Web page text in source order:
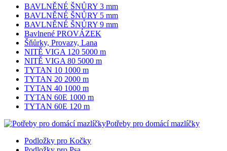
BAVLNĚNÉ ŠNŮRY 3 mm
BAVLNĚNÉ ŠNŮRY 5 mm
BAVLNĚNÉ ŠNŮRY 9 mm
Bavlnené PROVÁZEK
Šňůrky, Provazy, Lana
NITĚ VIGA 120 5000 m
NITĚ VIGA 80 5000 m
TYTAN 10 1000 m
TYTAN 20 2000 m
TYTAN 40 1000 m
TYTAN 60E 1000 m
TYTAN 60E 120 m
Potřeby pro domácí mazlíčky
Podložky pro Kočky